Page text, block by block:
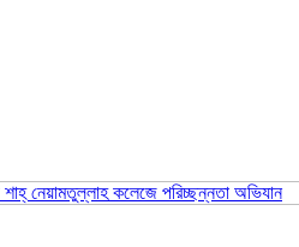
নেয়ামতুল্লাহ কলেজে পরিচ্ছন্নতা অভিযান